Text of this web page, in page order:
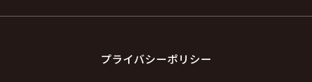
プライバシーポリシー